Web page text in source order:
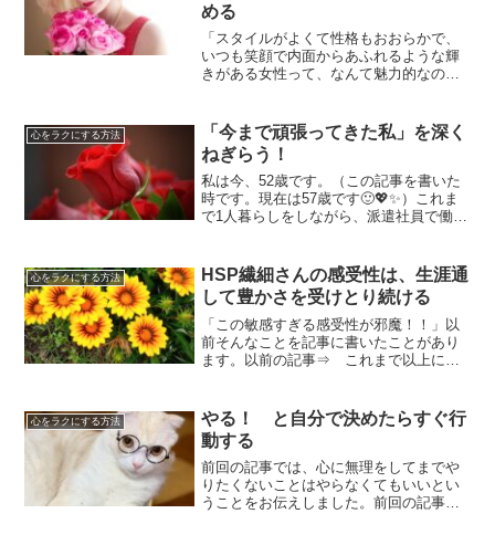
める
「スタイルがよくて性格もおおらかで、
いつも笑顔で内面からあふれるような輝
きがある女性って、なんて魅力的なのか
な生活はやっていなかったと思います。
その総合的なルックスに大...
心をラクにする方法
「今まで頑張ってきた私」を深く
ねぎらう！
私は今、52歳です。（この記事を書いた
時です。現在は57歳です🙂💖✨）これま
で1人暮らしをしながら、派遣社員で働い
てきました。派遣先では、たくさんの人
たちとのやりとりが...
心をラクにする方法
HSP繊細さんの感受性は、生涯通
して豊かさを受けとり続ける
「この敏感すぎる感受性が邪魔！！」以
前そんなことを記事に書いたことがあり
ます。以前の記事⇒ これまで以上に、
集まったことがあります。それはとても
繊細な感受性の持ち主で、...
心をラクにする方法
やる！ と自分で決めたらすぐ行
動する
前回の記事では、心に無理をしてまでや
りたくないことはやらなくてもいいとい
うことをお伝えしました。前回の記事